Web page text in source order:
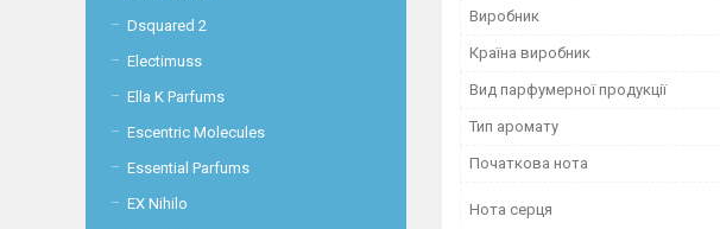
Виробник
Країна виробник
Вид парфумерної продукції
Тип аромату
Початкова нота
Нота серця
Dsquared 2
Electimuss
Ella K Parfums
Escentric Molecules
Essential Parfums
EX Nihilo